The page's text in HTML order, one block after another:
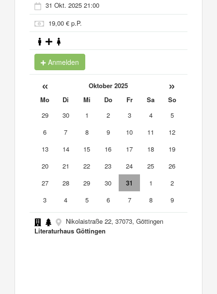
31 Okt. 2025 21:00
19,00 € p.P.
Anmelden
« Oktober 2025 »
Mo Di Mi Do Fr Sa
So
29
30 1 2 3 4
5
6
7 8 9 10 11
12
13
14 15 16 17 18
19
20
21 22 23 24 25
26
27
28 29 30 31 1
2
3
4 5 6 7 8 9
Nikolaistraße 22, 37073, Göttingen
Literaturhaus Göttingen